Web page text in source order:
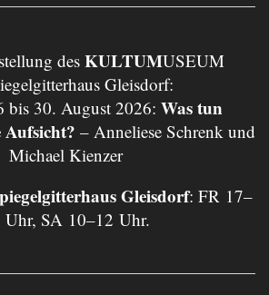
des KULTUMUSEUM
Gleisdorf:
bis 30. August 2026: Was tun
– Anneliese Schrenk und
Michael Kienzer
Gleisdorf: FR 17–
Uhr, SA 10–12 Uhr.